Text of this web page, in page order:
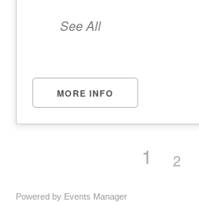
See All
MORE INFO
1 2
Powered by Events Manager